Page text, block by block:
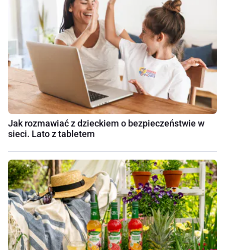
Jak rozmawiać z dzieckiem o bezpieczeństwie w
sieci. Lato z tabletem